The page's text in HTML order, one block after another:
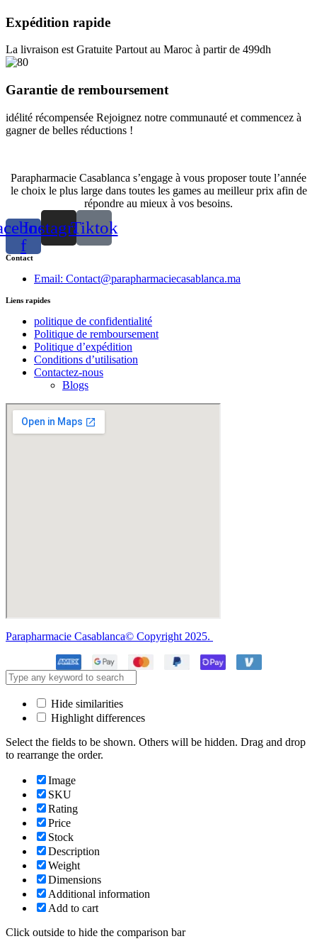
Expédition rapide
La livraison est Gratuite Partout au Maroc à partir de 499dh
Garantie de remboursement
idélité récompensée Rejoignez notre communauté et commencez à
gagner de belles réductions !
Parapharmacie Casablanca s’engage à vous proposer toute l’année
le choix le plus large dans toutes les games au meilleur prix afin de
répondre au mieux à vos besoins.
f
InstagramTiktok
Contact
Email: Contact@parapharmaciecasablanca.ma
Liens rapides
politique de confidentialité
Politique de remboursement
Politique d’expédition
Conditions d’utilisation
Contactez-nous
Blogs
Parapharmacie Casablanca© Copyright 2025.
Hide similarities
Highlight differences
Select the fields to be shown. Others will be hidden. Drag and drop
to rearrange the order.
Image
SKU
Rating
Price
Stock
Description
Weight
Dimensions
Additional information
Add to cart
Click outside to hide the comparison bar